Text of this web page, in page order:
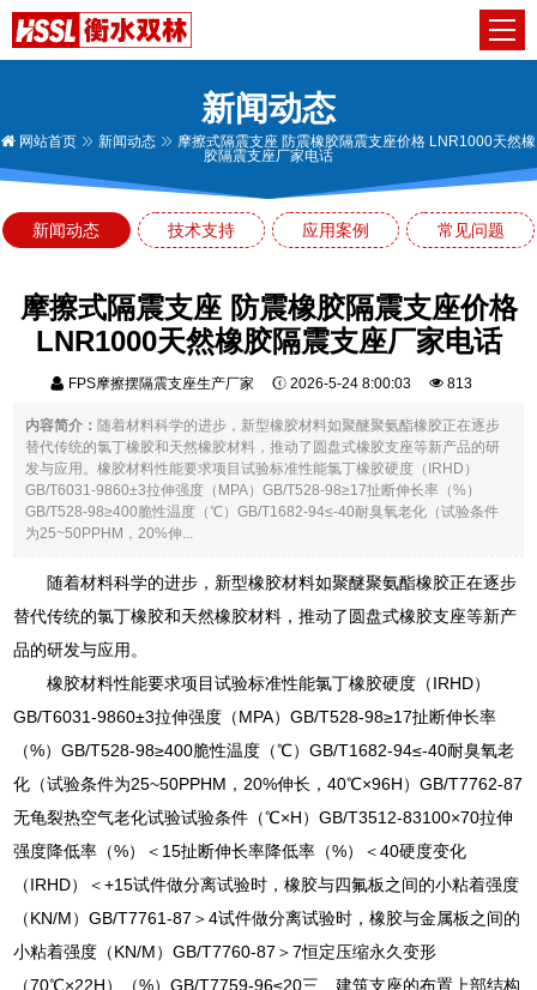
新闻动态
网站首页 新闻动态
摩擦式隔震支座 防震橡胶隔震支座价格 LNR1000天然橡
胶隔震支座厂家电话
新闻动态 技术支持 应用案例 常见问题
摩擦式隔震支座 防震橡胶隔震支座价格
LNR1000天然橡胶隔震支座厂家电话
FPS摩擦摆隔震支座生产厂家 2026-5-24 8:00:03 813
内容简介：随着材料科学的进步，新型橡胶材料如聚醚聚氨酯橡胶正在逐步
替代传统的氯丁橡胶和天然橡胶材料，推动了圆盘式橡胶支座等新产品的研
发与应用。橡胶材料性能要求项目试验标准性能氯丁橡胶硬度（IRHD）
GB/T6031-9860±3拉伸强度（MPA）GB/T528-98≥17扯断伸长率（%）
GB/T528-98≥400脆性温度（℃）GB/T1682-94≤-40耐臭氧老化（试验条件
为25~50PPHM，20%伸...
随着材料科学的进步，新型橡胶材料如聚醚聚氨酯橡胶正在逐步
替代传统的氯丁橡胶和天然橡胶材料，推动了圆盘式橡胶支座等新产
品的研发与应用。
橡胶材料性能要求项目试验标准性能氯丁橡胶硬度（IRHD）
GB/T6031-9860±3拉伸强度（MPA）GB/T528-98≥17扯断伸长率
（%）GB/T528-98≥400脆性温度（℃）GB/T1682-94≤-40耐臭氧老
化（试验条件为25~50PPHM，20%伸长，40℃×96H）GB/T7762-87
无龟裂热空气老化试验试验条件（℃×H）GB/T3512-83100×70拉伸
强度降低率（%）＜15扯断伸长率降低率（%）＜40硬度变化
（IRHD）＜+15试件做分离试验时，橡胶与四氟板之间的小粘着强度
（KN/M）GB/T7761-87＞4试件做分离试验时，橡胶与金属板之间的
小粘着强度（KN/M）GB/T7760-87＞7恒定压缩永久变形
（70℃×22H）（%）GB/T7759-96≤20三、建筑支座的布置上部结构